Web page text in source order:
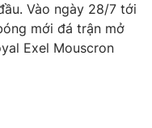
Vào ngày 28/7 tới
mới đá trận mở
Exel Mouscron